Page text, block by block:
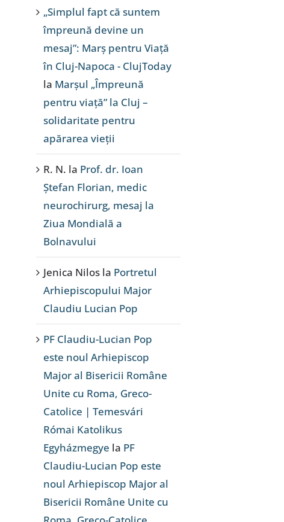
„Simplul fapt că suntem
împreună devine un
mesaj”: Marș pentru Viață
în Cluj-Napoca - ClujToday
la Marșul „Împreună
pentru viață” la Cluj –
solidaritate pentru
apărarea vieții
R. N. la Prof. dr. Ioan
Ștefan Florian, medic
neurochirurg, mesaj la
Ziua Mondială a
Bolnavului
Jenica Nilos la Portretul
Arhiepiscopului Major
Claudiu Lucian Pop
PF Claudiu-Lucian Pop
este noul Arhiepiscop
Major al Bisericii Române
Unite cu Roma, Greco-
Catolice | Temesvári
Római Katolikus
Egyházmegye la PF
Claudiu-Lucian Pop este
noul Arhiepiscop Major al
Bisericii Române Unite cu